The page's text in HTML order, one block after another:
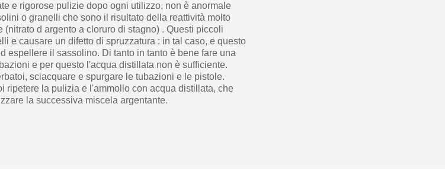
e rigorose pulizie dopo ogni utilizzo, non è anormale
o granelli che sono il risultato della reattività molto
d argento a cloruro di stagno) . Questi piccoli
e causare un difetto di spruzzatura : in tal caso, e questo
espellere il sassolino. Di tanto in tanto è bene fare una
e per questo l'acqua distillata non è sufficiente.
sciacquare e spurgare le tubazioni e le pistole.
ripetere la pulizia e l'ammollo con acqua distillata, che
la successiva miscela argentante.